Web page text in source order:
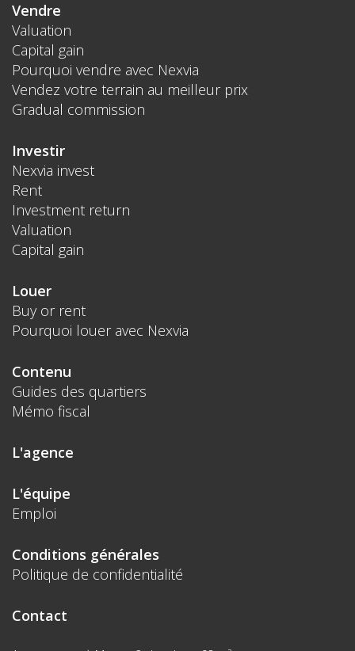
Vendre
Valuation
Capital gain
Pourquoi vendre avec Nexvia
Vendez votre terrain au meilleur prix
Gradual commission
Investir
Nexvia invest
Rent
Investment return
Valuation
Capital gain
Louer
Buy or rent
Pourquoi louer avec Nexvia
Contenu
Guides des quartiers
Mémo fiscal
L'agence
L'équipe
Emploi
Conditions générales
Politique de confidentialité
Contact